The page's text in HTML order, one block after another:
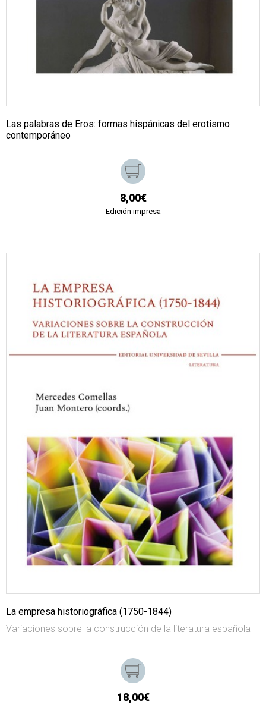
Las palabras de Eros: formas hispánicas del erotismo
contemporáneo
8,00€
Edición impresa
La empresa historiográfica (1750-1844)
Variaciones sobre la construcción de la literatura española
18,00€